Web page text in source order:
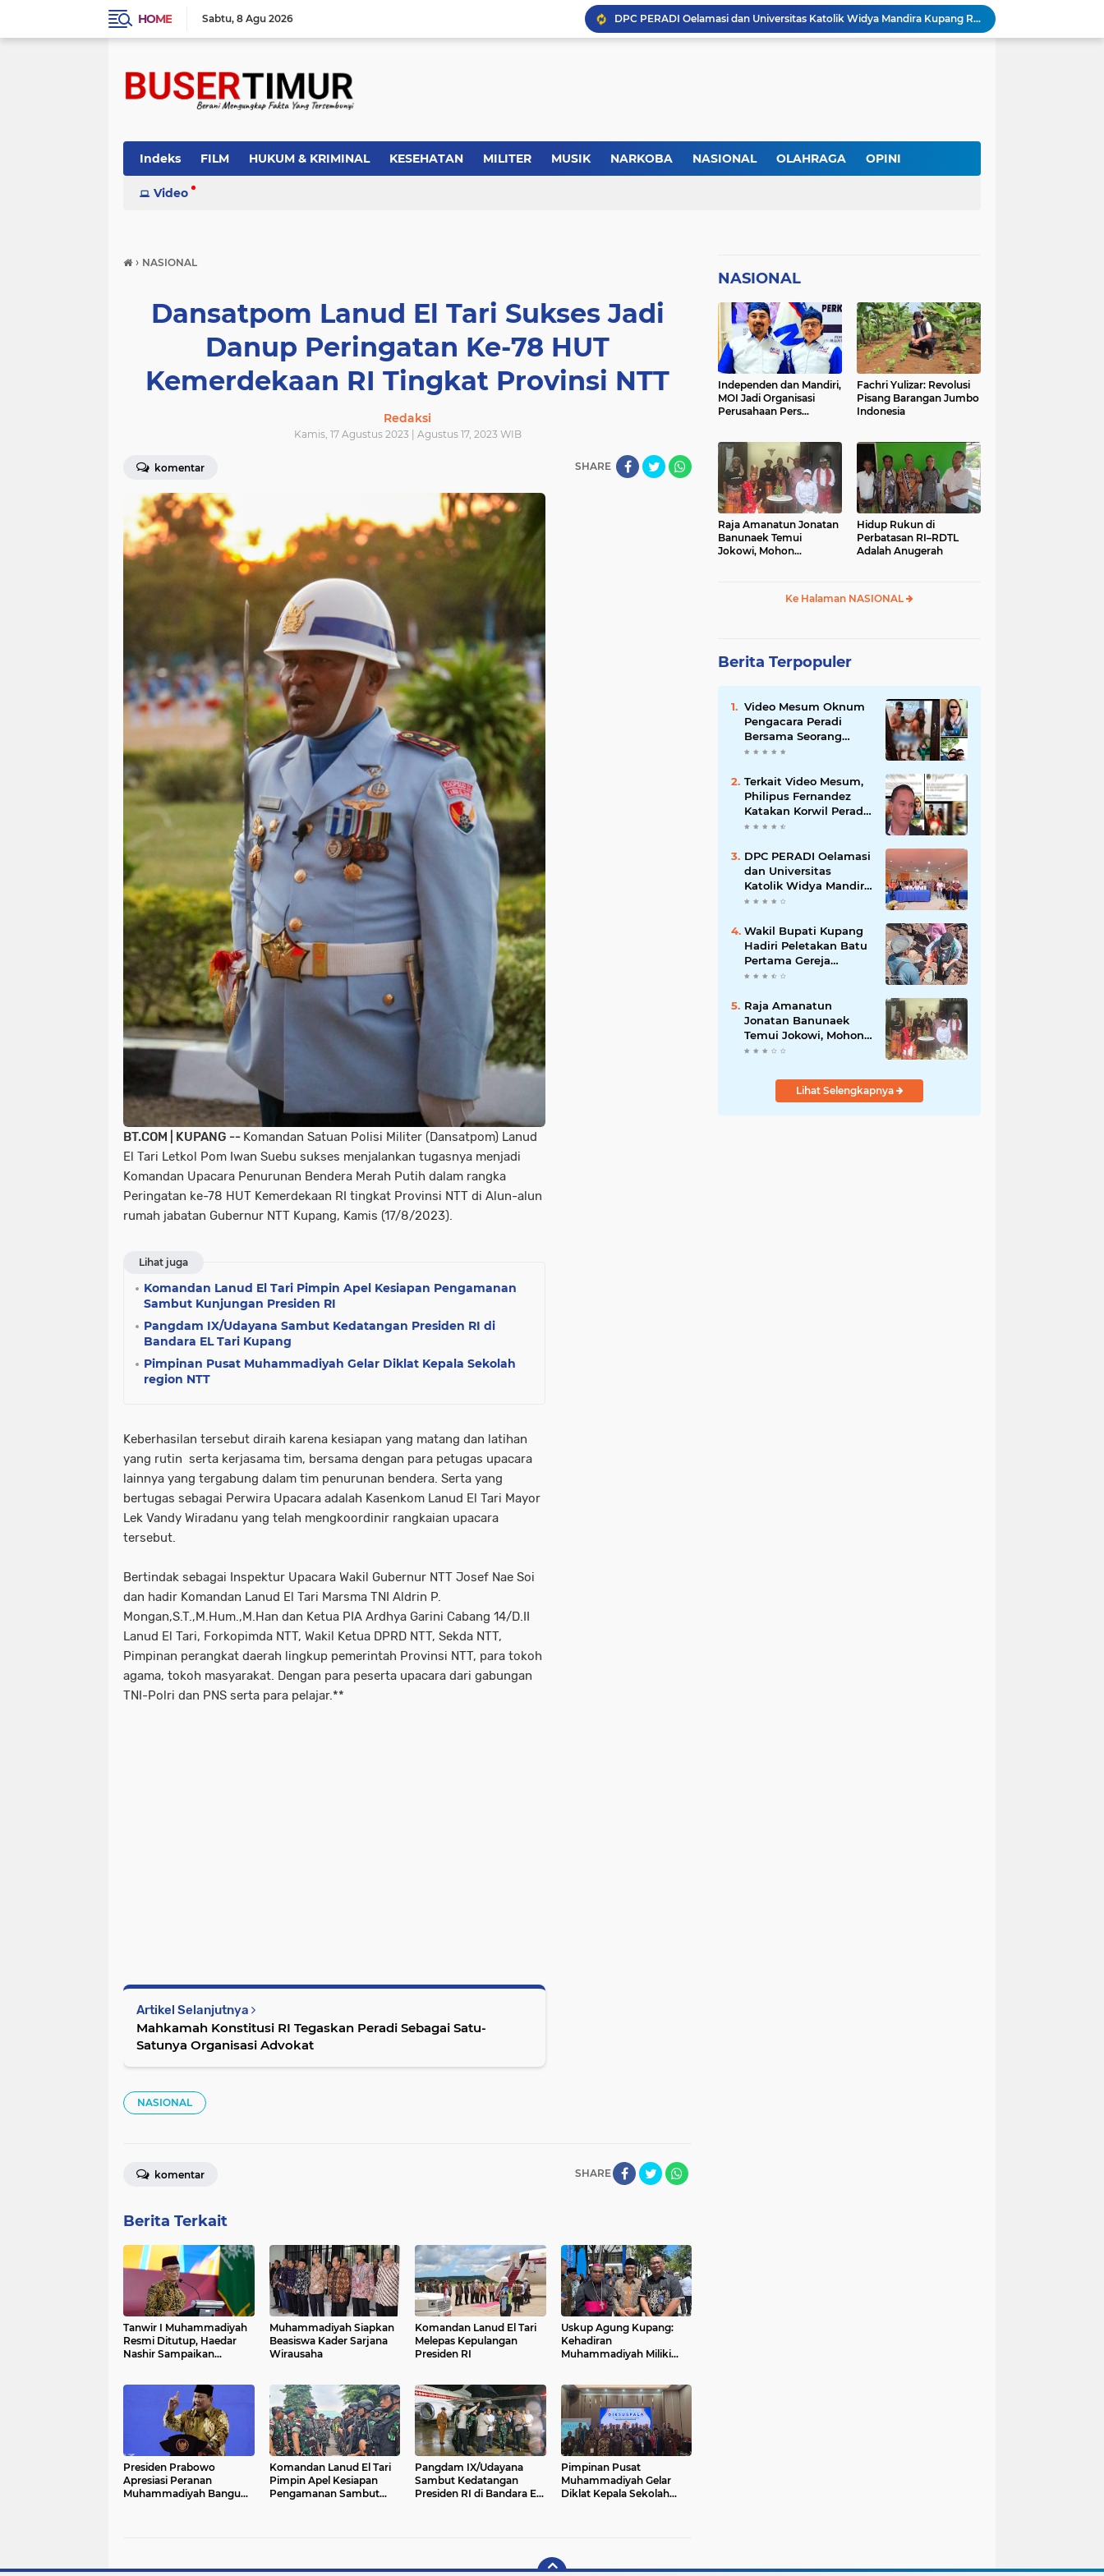
HOME Sabtu 8 Agu 2026
DPC PERADI Oelamasi dan Universitas Katolik Widya Mandira Kupang Resmi Tutup PKPA Angkatan II
Kasus Lika Liku NTT Makin Panas! Merasa Difitnah, MS Tempuh Jalur Hukum terhadap BRN
21 DPC PWMOI Se-NTT Bergerak Serentak, Perkuat Profesionalisme Wartawan di Hari Pers Nasional 2026
Indeks FILM HUKUM & KRIMINAL KESEHATAN MILITER MUSIK NARKOBA NASIONAL OLAHRAGA OPINI
PEMERINTAH
Video
› NASIONAL
Dansatpom Lanud El Tari Sukses Jadi
Danup Peringatan Ke-78 HUT
Kemerdekaan RI Tingkat Provinsi NTT
Redaksi
Kamis, 17 Agustus 2023 | Agustus 17, 2023 WIB
komentar SHARE
BT.COM | KUPANG -- Komandan Satuan Polisi Militer (Dansatpom) Lanud
El Tari Letkol Pom Iwan Suebu sukses menjalankan tugasnya menjadi
Komandan Upacara Penurunan Bendera Merah Putih dalam rangka
Peringatan ke-78 HUT Kemerdekaan RI tingkat Provinsi NTT di Alun-alun
rumah jabatan Gubernur NTT Kupang, Kamis (17/8/2023).
Lihat juga
Komandan Lanud El Tari Pimpin Apel Kesiapan Pengamanan
Sambut Kunjungan Presiden RI
Pangdam IX/Udayana Sambut Kedatangan Presiden RI di
Bandara EL Tari Kupang
Pimpinan Pusat Muhammadiyah Gelar Diklat Kepala Sekolah
region NTT
Keberhasilan tersebut diraih karena kesiapan yang matang dan latihan
yang rutin serta kerjasama tim, bersama dengan para petugas upacara
lainnya yang tergabung dalam tim penurunan bendera. Serta yang
bertugas sebagai Perwira Upacara adalah Kasenkom Lanud El Tari Mayor
Lek Vandy Wiradanu yang telah mengkoordinir rangkaian upacara
tersebut.
Bertindak sebagai Inspektur Upacara Wakil Gubernur NTT Josef Nae Soi
dan hadir Komandan Lanud El Tari Marsma TNI Aldrin P.
Mongan,S.T.,M.Hum.,M.Han dan Ketua PIA Ardhya Garini Cabang 14/D.II
Lanud El Tari, Forkopimda NTT, Wakil Ketua DPRD NTT, Sekda NTT,
Pimpinan perangkat daerah lingkup pemerintah Provinsi NTT, para tokoh
agama, tokoh masyarakat. Dengan para peserta upacara dari gabungan
TNI-Polri dan PNS serta para pelajar.**
Artikel Selanjutnya
Mahkamah Konstitusi RI Tegaskan Peradi Sebagai Satu-
Satunya Organisasi Advokat
NASIONAL
SHARE
komentar
Berita Terkait
Tanwir I Muhammadiyah
Resmi Ditutup, Haedar
Nashir Sampaikan
Muhammadiyah Siapkan
Beasiswa Kader Sarjana
Wirausaha
Komandan Lanud El Tari
Melepas Kepulangan
Presiden RI
Uskup Agung Kupang:
Kehadiran
Muhammadiyah Miliki
Presiden Prabowo
Apresiasi Peranan
Muhammadiyah Bangun
Komandan Lanud El Tari
Pimpin Apel Kesiapan
Pengamanan Sambut
Pangdam IX/Udayana
Sambut Kedatangan
Presiden RI di Bandara EL
Pimpinan Pusat
Muhammadiyah Gelar
Diklat Kepala Sekolah
NASIONAL
Independen dan Mandiri,
MOI Jadi Organisasi
Perusahaan Pers
Fachri Yulizar: Revolusi
Pisang Barangan Jumbo
Indonesia
Raja Amanatun Jonatan
Banunaek Temui
Jokowi, Mohon
Hidup Rukun di
Perbatasan RI–RDTL
Adalah Anugerah
Ke Halaman NASIONAL
Berita Terpopuler
Video Mesum Oknum
Pengacara Peradi
Bersama Seorang
Wanita Viral di
Terkait Video Mesum,
Philipus Fernandez
Katakan Korwil Peradi
NTT Akan Panggil
DPC PERADI Oelamasi
dan Universitas
Katolik Widya Mandira
Kupang Resmi Tutup
Wakil Bupati Kupang
Hadiri Peletakan Batu
Pertama Gereja
Imanuel Bonet
Raja Amanatun
Jonatan Banunaek
Temui Jokowi, Mohon
Dukungan Pemekaran
Lihat Selengkapnya